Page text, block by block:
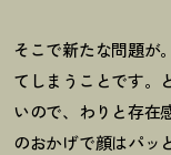
そこで新たな問題が
てしまうことです。
いので、わりと存在
のおかげで顔はパッ